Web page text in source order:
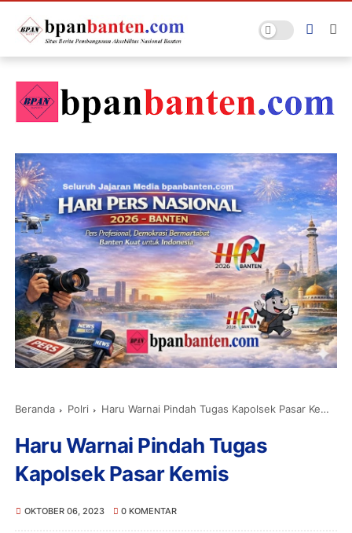
Beranda Polri Haru Warnai Pindah Tugas Kapolsek Pasar Kemis
Haru Warnai Pindah Tugas
Kapolsek Pasar Kemis
OKTOBER 06, 2023 0 KOMENTAR